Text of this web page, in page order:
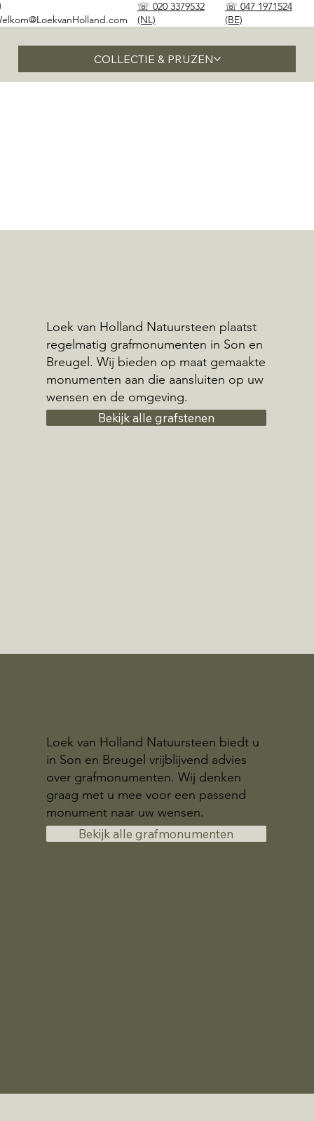
COLLECTIE & PRIJZEN
☏ 020 3379532
(NL)
☏ 047 1971524
(BE)
Loek van Holland Natuursteen plaatst
regelmatig grafmonumenten in Son en
Breugel. Wij bieden op maat gemaakte
monumenten aan die aansluiten op uw
wensen en de omgeving.
Bekijk alle grafstenen
Loek van Holland Natuursteen biedt u
in Son en Breugel vrijblijvend advies
over grafmonumenten. Wij denken
graag met u mee voor een passend
monument naar uw wensen.
Bekijk alle grafmonumenten